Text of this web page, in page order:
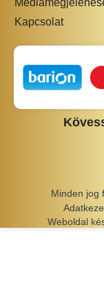
Kapcsolat
Minden jog
Weboldal